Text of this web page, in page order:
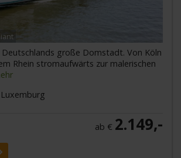
Deutschlands große Domstadt. Von Köln
Rhein stromaufwärts zur malerischen
ab € 2.149,-